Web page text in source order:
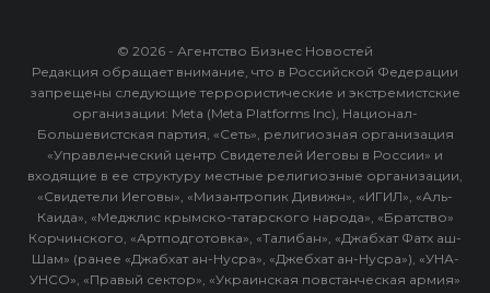
© 2026 - Агентство Бизнес Новостей
Редакция обращает внимание, что в Российской Федерации
запрещены следующие террористические и экстремистские
организации: Meta (Meta Platforms Inc), Национал-
Большевистская партия, «Сеть», религиозная организация
«Управленческий центр Свидетелей Иеговы в России» и
входящие в ее структуру местные религиозные организации,
«Свидетели Иеговы», «Мизантропик Дивижн», «ИГИЛ», «Аль-
Каида», «Меджлис крымско-татарского народа», «Братство»
Корчинского, «Артподготовка», «Талибан», «Джабхат Фатх аш-
Шам» (ранее «Джабхат ан-Нусра», «Джебхат ан-Нусра»), «УНА-
УНСО», «Правый сектор», «Украинская повстанческая армия»